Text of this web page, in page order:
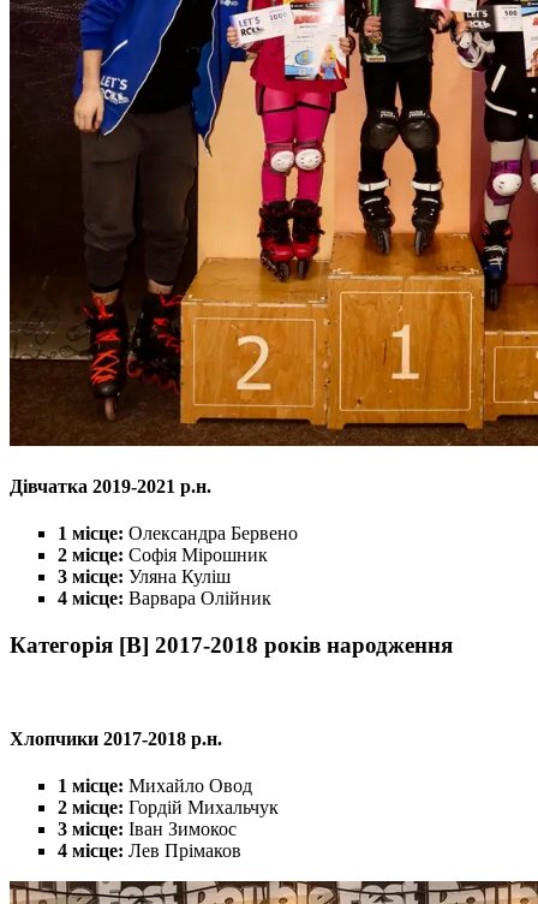
Дівчатка 2019-2021 р.н.
1 місце: Олександра Бервено
2 місце: Софія Мірошник
3 місце: Уляна Куліш
4 місце: Варвара Олійник
Категорія [B] 2017-2018 років народження
Хлопчики 2017-2018 р.н.
1 місце: Михайло Овод
2 місце: Гордій Михальчук
3 місце: Іван Зимокос
4 місце: Лев Прімаков